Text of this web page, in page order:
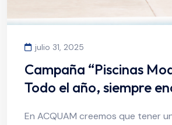
julio 31, 2025
Campaña “Piscinas
Todo el año, siempre
En ACQUAM creemos que tener